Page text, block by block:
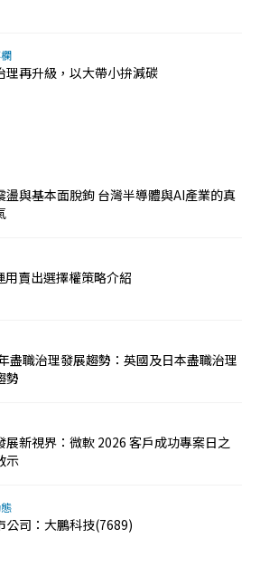
理再升級，以大帶小拚減碳
本面脫鉤 台灣半導體與AI產業的真
用賣出選擇權策略介紹
盡職治理發展趨勢：英國及日本盡職治理
勢
展新視界：微軟 2026 客戶成功專案日之
示
公司：大鵬科技(7689)